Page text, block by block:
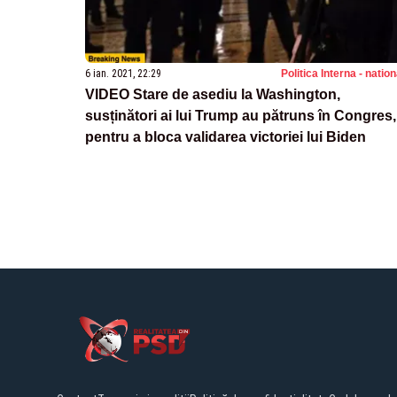
6 ian. 2021, 22:29 Politica Interna -
VIDEO Stare de asediu la Washington,
susținători ai lui Trump au pătruns în Congres,
pentru a bloca validarea victoriei lui Biden